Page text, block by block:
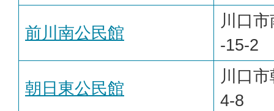
前川南公民館
川口
-15-2
朝日東公民館
川口
4-8